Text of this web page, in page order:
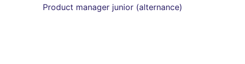
Product manager junior (alternance)